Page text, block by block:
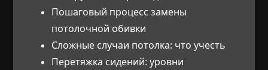
Пошаговый процесс замены
потолочной обивки
Сложные случаи потолка: что учесть
Перетяжка сидений: уровни